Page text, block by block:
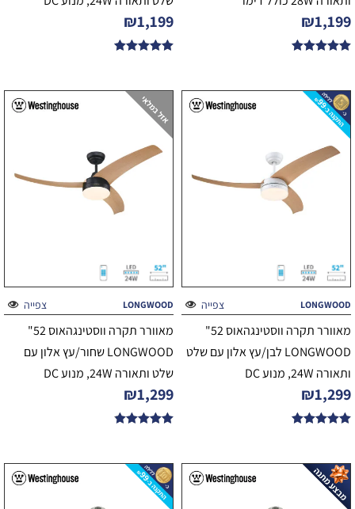
₪1,199
₪1,199
צפייה LONGWOOD
מאוורר תקרה ווסטינגהאוס 52"
LONGWOOD לבן/עץ אלון עם שלט
ותאורה 24W, מנוע DC
₪1,299
צפייה LONGWOOD
מאוורר תקרה ווסטינגהאוס 52"
LONGWOOD שחור/עץ אלון עם
שלט ותאורה 24W, מנוע DC
₪1,299